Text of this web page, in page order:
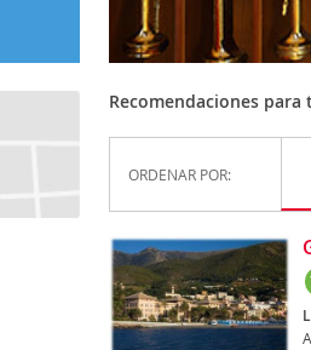
Recomendaciones
ORDENAR POR: